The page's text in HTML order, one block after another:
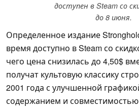
доступен в Steam со
до 8 июня.
Определенное издание
время доступно в Steam со
чего цена снизилась до 4,50$
получат культовую классику
2001 года с улучшенной
содержанием и совместимостью